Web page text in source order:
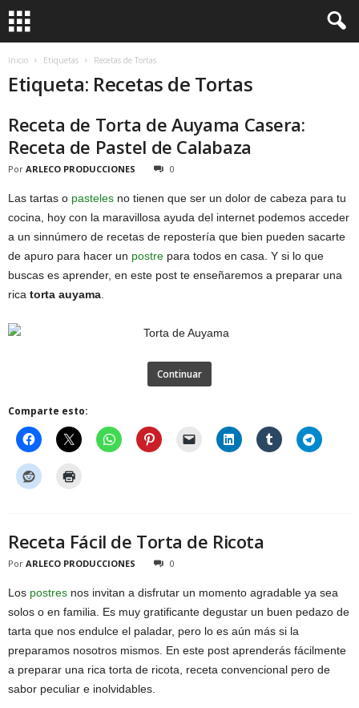
Inicio Etiquetas Recetas de Tortas
Etiqueta: Recetas de Tortas
Receta de Torta de Auyama Casera:
Receta de Pastel de Calabaza
Por ARLECO PRODUCCIONES 0
Las tartas o pasteles no tienen que ser un dolor de cabeza para tu
cocina, hoy con la maravillosa ayuda del internet podemos acceder
a un sinnúmero de recetas de repostería que bien pueden sacarte
de apuro para hacer un postre para todos en casa. Y si lo que
buscas es aprender, en este post te enseñaremos a preparar una
rica torta auyama
Continuar
Comparte esto:
Receta Fácil de Torta de Ricota
Por ARLECO PRODUCCIONES 0
Los postres nos invitan a disfrutar un momento agradable ya sea
solos o en familia. Es muy gratificante degustar un buen pedazo de
tarta que nos endulce el paladar, pero lo es aún más si la
preparamos nosotros mismos. En este post aprenderás fácilmente
a preparar una rica torta de ricota, receta convencional pero de
sabor peculiar e inolvidables.